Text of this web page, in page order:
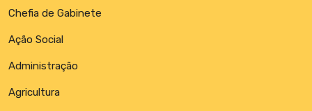
Chefia de Gabinete
Ação Social
Administração
Agricultura